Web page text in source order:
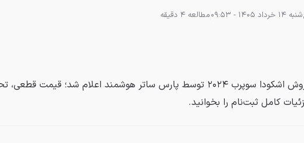
1405 - 09:53
مطالعه 4 دقیقه
کامل ثبت‌نام را بخوانید.